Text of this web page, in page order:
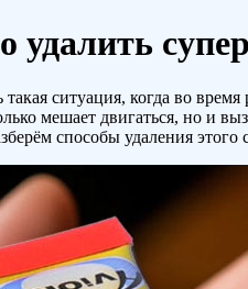
удалить
такая ситуация, когда во
мешает двигаться, но и
способы удаления